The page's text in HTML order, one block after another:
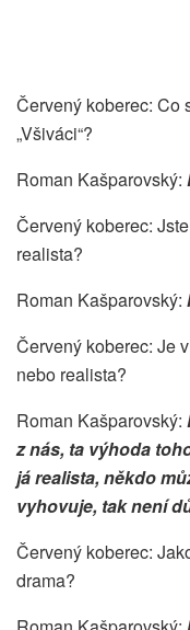
Červený koberec: Co
„Všiváci“?
Roman Kašparovský:
Červený koberec:
realista?
Roman Kašparovský:
Červený koberec: Je
nebo realista?
Roman Kašparovský:
z nás, ta výhoda
já realista, někdo
vyhovuje, tak není
Červený koberec:
drama?